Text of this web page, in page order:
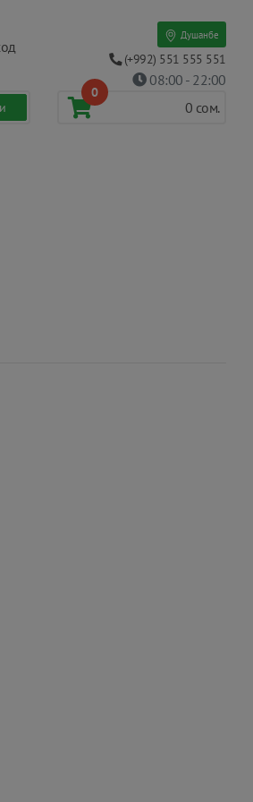
Душанбе
(+992) 551 555 551
08:00 - 22:00
0
0 сом.